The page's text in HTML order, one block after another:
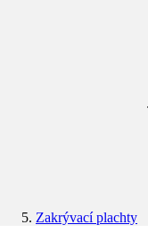
Zakrývací plachty